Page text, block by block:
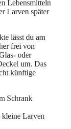
Lebensmitteln
Larven später
lässt du am
frei von
oder
um. Das
künftige
Schrank
Larven